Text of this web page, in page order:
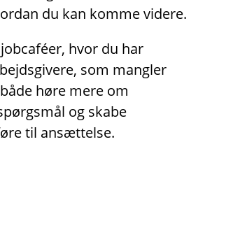
du kan komme videre.
hvor du har
som mangler
høre mere om
og skabe
til ansættelse.